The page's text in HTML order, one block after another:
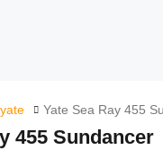
Yate Sea Ray 455
455 Sundancer